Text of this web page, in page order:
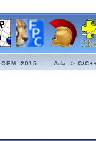
OEM–2015 :: Ada -> C/